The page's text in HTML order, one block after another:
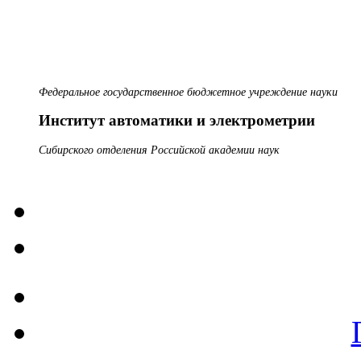
Федеральное государственное бюджетное учреждение науки
Институт автоматики и электрометрии
Сибирского отделения Российской академии наук